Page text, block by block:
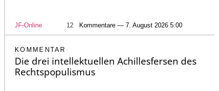
JF-Online 12 Kommentare — 7. August 2026 5:00
KOMMENTAR
Die drei intellektuellen Achillesfersen des
Rechtspopulismus